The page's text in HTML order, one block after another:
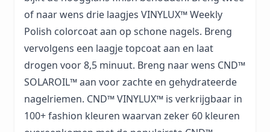
of naar wens drie laagjes VINYLUX™ Weekly
Polish colorcoat aan op schone nagels. Breng
vervolgens een laagje topcoat aan en laat
drogen voor 8,5 minuut. Breng naar wens CND™
SOLAROIL™ aan voor zachte en gehydrateerde
nagelriemen. CND™ VINYLUX™ is verkrijgbaar in
100+ fashion kleuren waarvan zeker 60 kleuren